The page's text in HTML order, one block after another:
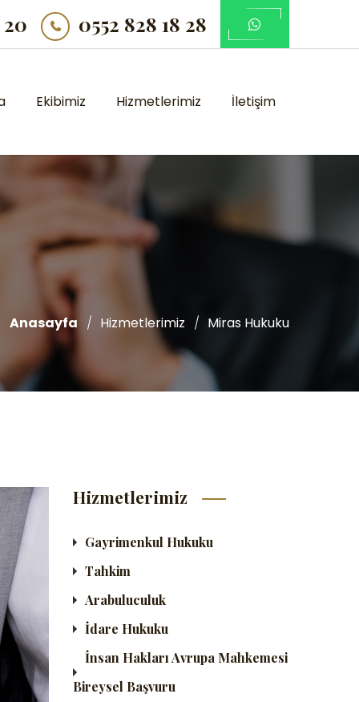
20 0552 828 18 28
Ekibimiz Hizmetlerimiz İletişim
Anasayfa Hizmetlerimiz Miras Hukuku
Hizmetlerimiz
Gayrimenkul Hukuku
Tahkim
Arabuluculuk
İdare Hukuku
İnsan Hakları Avrupa Mahkemesi
Bireysel Başvuru